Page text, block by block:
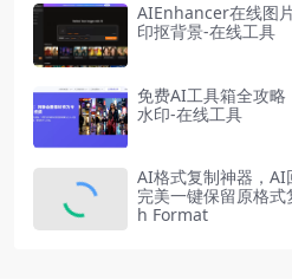
AIEnhancer在线图
印抠背景-在线工具
免费AI工具箱全攻
水印-在线工具
AI格式复制神器，AI
完美一键保留原格
h Format